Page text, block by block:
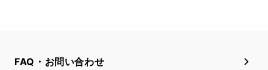
FAQ・お問い合わせ